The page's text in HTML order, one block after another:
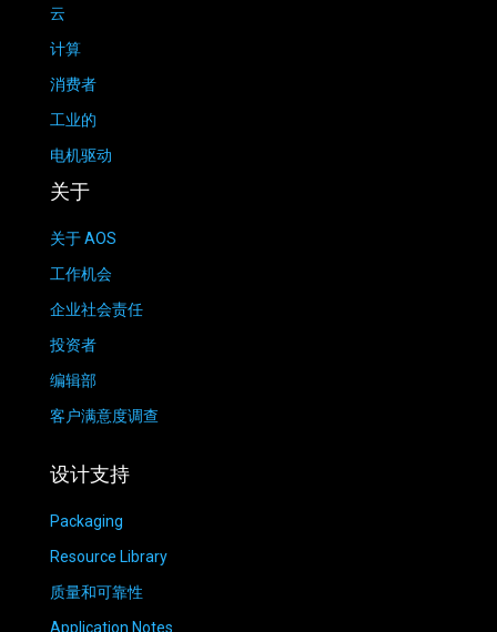
云
计算
消费者
工业的
电机驱动
关于
关于 AOS
工作机会
企业社会责任
投资者
编辑部
客户满意度调查
设计支持
Packaging
Resource Library
质量和可靠性
Application Notes